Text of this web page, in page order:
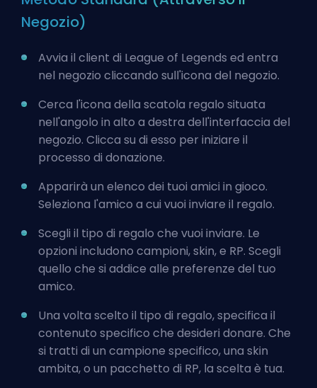
Negozio)
Avvia il client di League of Legends ed entra
nel negozio cliccando sull'icona del negozio.
Cerca l'icona della scatola regalo situata
nell'angolo in alto a destra dell'interfaccia del
negozio. Clicca su di esso per iniziare il
processo di donazione.
Apparirà un elenco dei tuoi amici in gioco.
Seleziona l'amico a cui vuoi inviare il regalo.
Scegli il tipo di regalo che vuoi inviare. Le
opzioni includono campioni, skin, e RP. Scegli
quello che si addice alle preferenze del tuo
amico.
Una volta scelto il tipo di regalo, specifica il
contenuto specifico che desideri donare. Che
si tratti di un campione specifico, una skin
ambita, o un pacchetto di RP, la scelta è tua.